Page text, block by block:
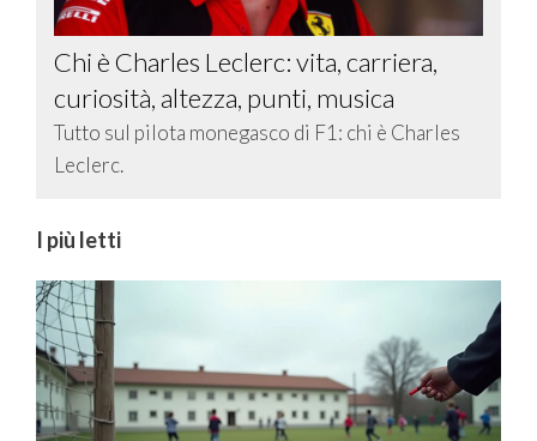
Chi è Charles Leclerc: vita, carriera,
curiosità, altezza, punti, musica
Tutto sul pilota monegasco di F1: chi è Charles
Leclerc.
I più letti